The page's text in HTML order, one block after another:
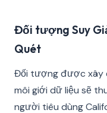
Đối tượng Suy
Quét
Đối tượng được xây
môi giới dữ liệu sẽ
người tiêu dùng